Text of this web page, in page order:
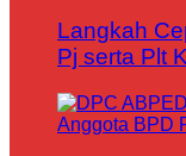
Langkah
Pj serta Plt